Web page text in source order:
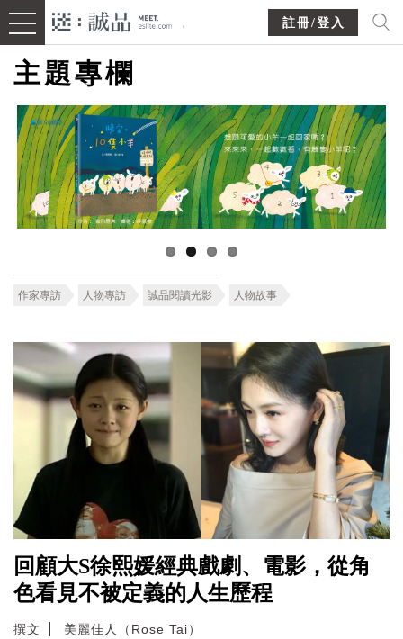
註冊/登入
主題專欄
作家專訪 人物專訪 誠品閱讀光影 人物故事
回顧大S徐熙媛經典戲劇、電影，從角
色看見不被定義的人生歷程
撰文 美麗佳人（Rose Tai）